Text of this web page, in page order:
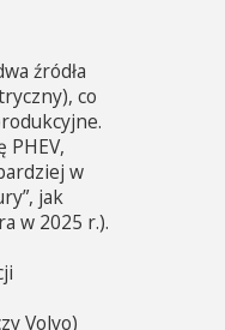
źródła
co
PHEV,
w
jak
w 2025 r.).
Volvo)